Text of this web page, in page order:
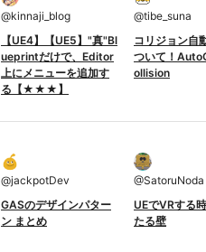
@kinnaji_blog
【UE4】【UE5】"真"Bl
ueprintだけで、Editor
上にメニューを追加す
る【★★★】
@tibe_suna
コリジョン自
ついて！
ollision
@jackpotDev
GASのデザインパター
ン まとめ
@SatoruNoda
UEでVRする
たる壁